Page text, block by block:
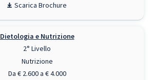
Scarica Brochure
Dietologia e Nutrizione
2° Livello
Nutrizione
Da € 2.600 a € 4.000